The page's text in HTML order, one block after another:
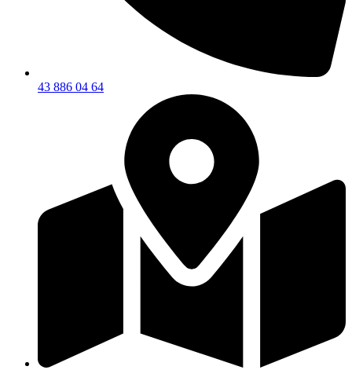
43 886 04 64